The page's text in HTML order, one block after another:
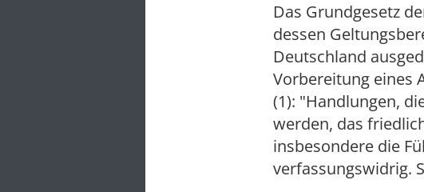
Das Grundgesetz
dessen
Deutschland
Vorbereitung eines
(1): "Handlungen,
werden, das
insbesondere die
verfassungswidrig.